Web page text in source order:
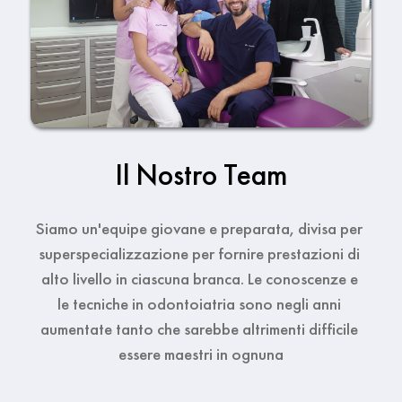
Il Nostro Team
Siamo un'equipe giovane e preparata, divisa per
superspecializzazione per fornire prestazioni di
alto livello in ciascuna branca. Le conoscenze e
le tecniche in odontoiatria sono negli anni
aumentate tanto che sarebbe altrimenti difficile
essere maestri in ognuna